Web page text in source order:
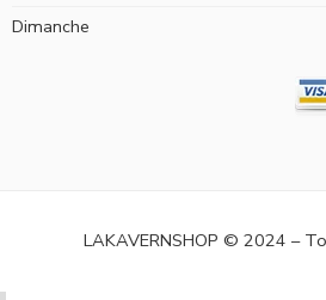
Dimanche
LAKAVERNSHOP © 2024 –